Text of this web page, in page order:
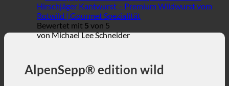
Hirschjäger Kantwurst – Premium Wildwurst vom
Rotwild | Gourmet Spezialität
Bewertet mit 5 von 5
von Michael Lee Schneider
AlpenSepp® edition wild